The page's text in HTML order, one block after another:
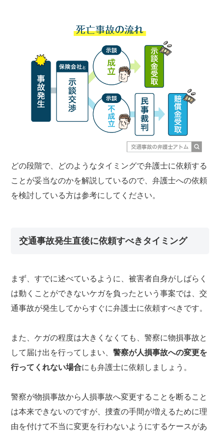
どの段階で、どのようなタイミングで弁護士に依頼する
ことが妥当なのかを解説しているので、弁護士への依頼
を検討している方は参考にしてください。
交通事故発生直後に依頼すべきタイミング
まず、すでに述べているように、被害者自身がしばらく
は動くことができないケガを負ったという事案では、交
通事故が発生してからすぐに弁護士に依頼すべきです。
また、ケガの程度は大きくなくても、警察に物損事故と
して届け出を行ってしまい、警察が人損事故への変更を
行ってくれない場合にも弁護士に依頼しましょう。
警察が物損事故から人損事故へ変更することを断ること
は本来できないのですが、捜査の手間が増えるために理
由を付けて不当に変更を行わないようにするケースがあ